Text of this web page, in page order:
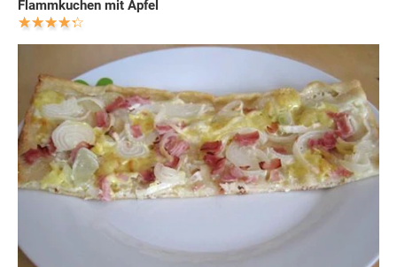
Flammkuchen mit Äpfel